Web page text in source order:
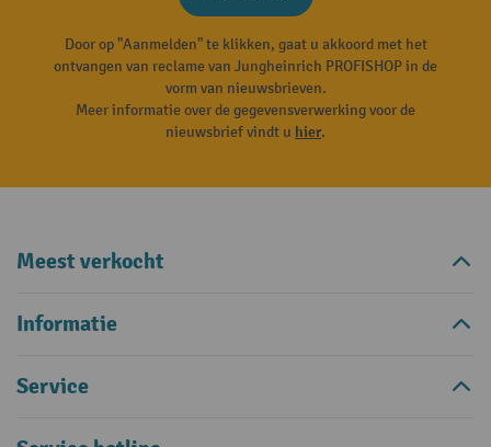
Door op "Aanmelden" te klikken, gaat u akkoord met het
ontvangen van reclame van Jungheinrich PROFISHOP in de
vorm van nieuwsbrieven.
Meer informatie over de gegevensverwerking voor de
nieuwsbrief vindt u hier.
Meest verkocht
Informatie
Service